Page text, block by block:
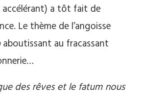
a tôt fait de
Le thème de l’angoisse
aboutissant au fracassant
des rêves et le fatum nous